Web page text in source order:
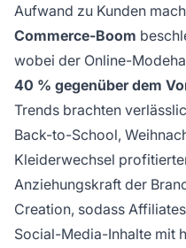
Aufwand zu Kunden
Commerce-Boom
wobei der Online-
40 % gegenüber dem
Trends brachten
Back-to-School,
Kleiderwechsel
Anziehungskraft der
Creation, sodass
Social-Media-Inhalte mit